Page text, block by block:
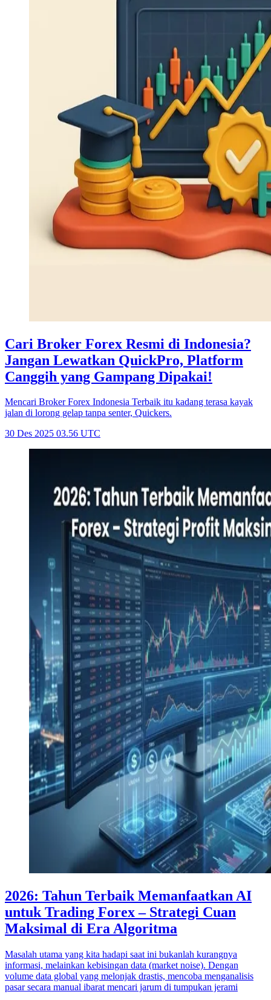
Cari Broker Forex Resmi di Indonesia?
Jangan Lewatkan QuickPro, Platform
Canggih yang Gampang Dipakai!
Mencari Broker Forex Indonesia Terbaik itu kadang terasa kayak
jalan di lorong gelap tanpa senter, Quickers.
30 Des 2025 03.56 UTC
2026: Tahun Terbaik Memanfaatkan AI
untuk Trading Forex – Strategi Cuan
Maksimal di Era Algoritma
Masalah utama yang kita hadapi saat ini bukanlah kurangnya
informasi, melainkan kebisingan data (market noise). Dengan
volume data global yang melonjak drastis, mencoba menganalisis
pasar secara manual ibarat mencari jarum di tumpukan jerami